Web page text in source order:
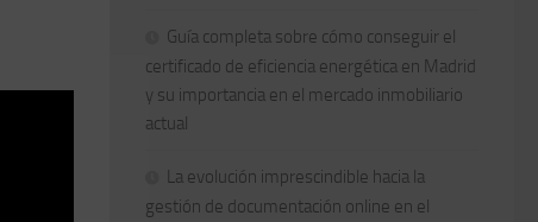
Guía completa sobre cómo conseguir el
certificado de eficiencia energética en Madrid
y su importancia en el mercado inmobiliario
actual
La evolución imprescindible hacia la
gestión de documentación online en el